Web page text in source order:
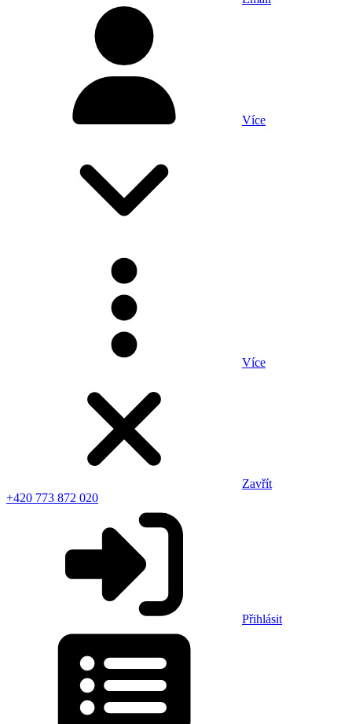
Více
Více
Zavřít
+420 773 872 020
Přihlásit